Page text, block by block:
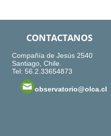
CONTACTANOS
Compañía de Jesús 2540
Santiago, Chile.
Tel: 56.2.33654873
observatorio@olca.cl